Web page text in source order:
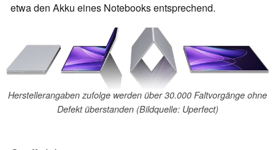
etwa den Akku eines Notebooks entsprechend.
Herstellerangaben zufolge werden über 30.000 Faltvorgänge ohne
Defekt überstanden (Bildquelle: Uperfect)